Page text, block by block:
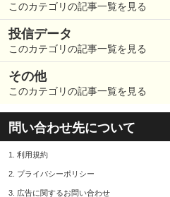
このカテゴリの記事一覧を見る
投信データ
このカテゴリの記事一覧を見る
その他
このカテゴリの記事一覧を見る
問い合わせ先について
1. 利用規約
2. プライバシーポリシー
3. 広告に関するお問い合わせ